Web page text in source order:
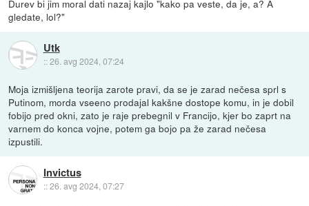
Durev bi jim moral dati nazaj kajlo "kako pa veste, da je, a? A
gledate, lol?"
Utk
::26. avg 2024, 07:24
Moja izmišljena teorija zarote pravi, da se je zarad nečesa sprl s
Putinom, morda vseeno prodajal kakšne dostope komu, in je dobil
fobijo pred okni, zato je raje prebegnil v Francijo, kjer bo zaprt na
varnem do konca vojne, potem ga bojo pa že zarad nečesa
izpustili.
Invictus
::26. avg 2024, 07:27